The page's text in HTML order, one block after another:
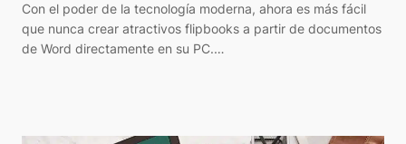
Con el poder de la tecnología moderna, ahora es más fácil
que nunca crear atractivos flipbooks a partir de documentos
de Word directamente en su PC.…